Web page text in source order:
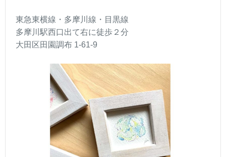
東急東横線・多摩川線・目黒線
多摩川駅西口出て右に徒歩２分
大田区田園調布 1-61-9